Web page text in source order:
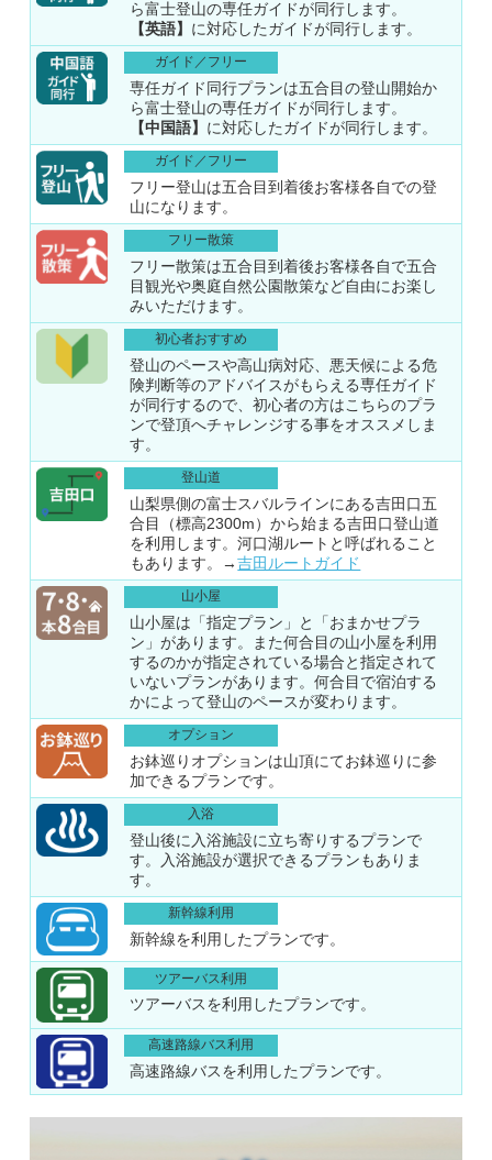
ら富士登山の専任ガイドが同行します。
【英語】 に対応したガイドが同行します。
ガイド／フリー
専任ガイド同行プランは五合目の登山開始か
ら富士登山の専任ガイドが同行します。
【中国語】 に対応したガイドが同行します。
ガイド／フリー
フリー登山は五合目到着後お客様各自での登
山になります。
フリー散策
フリー散策は五合目到着後お客様各自で五合
目観光や奥庭自然公園散策など自由にお楽し
みいただけます。
初心者おすすめ
登山のペースや高山病対応、悪天候による危
険判断等のアドバイスがもらえる専任ガイド
が同行するので、初心者の方はこちらのプラ
ンで登頂へチャレンジする事をオススメしま
す。
登山道
山梨県側の富士スバルラインにある吉田口五
合目（標高2300m）から始まる吉田口登山道
を利用します。河口湖ルートと呼ばれること
もあります。→吉田ルートガイド
山小屋
山小屋は「指定プラン」と「おまかせプラ
ン」があります。また何合目の山小屋を利用
するのかが指定されている場合と指定されて
いないプランがあります。何合目で宿泊する
かによって登山のペースが変わります。
オプション
お鉢巡りオプションは山頂にてお鉢巡りに参
加できるプランです。
入浴
登山後に入浴施設に立ち寄りするプランで
す。入浴施設が選択できるプランもありま
す。
新幹線利用
新幹線を利用したプランです。
ツアーバス利用
ツアーバスを利用したプランです。
高速路線バス利用
高速路線バスを利用したプランです。